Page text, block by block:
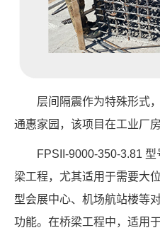
层间隔震作为特殊形式
通惠家园，该项目在工业厂
FPSII-9000-350-3.81
梁工程，尤其适用于需要大
型会展中心、机场航站楼等
功能。在桥梁工程中，适用